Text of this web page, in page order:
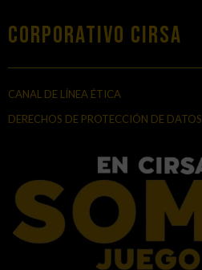
Corporativo Cirsa
CANAL DE LÍNEA ÉTICA
DERECHOS DE PROTECCIÓN DE DATOS